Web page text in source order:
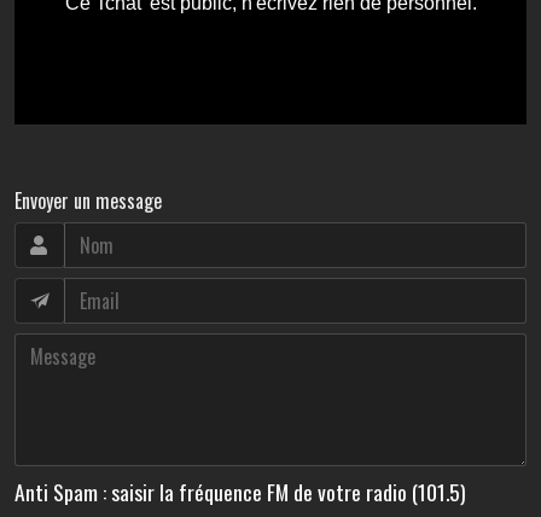
Envoyer un message
Anti Spam : saisir la fréquence FM de votre radio (101.5)